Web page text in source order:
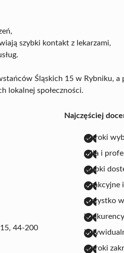
szybki kontakt z lekarzami,
Śląskich 15 w Rybniku,
lokalnej społeczności.
44-200
Najczęściej
szeroki
miła i
szybki
atrakcyjne
wszystko
szeroki